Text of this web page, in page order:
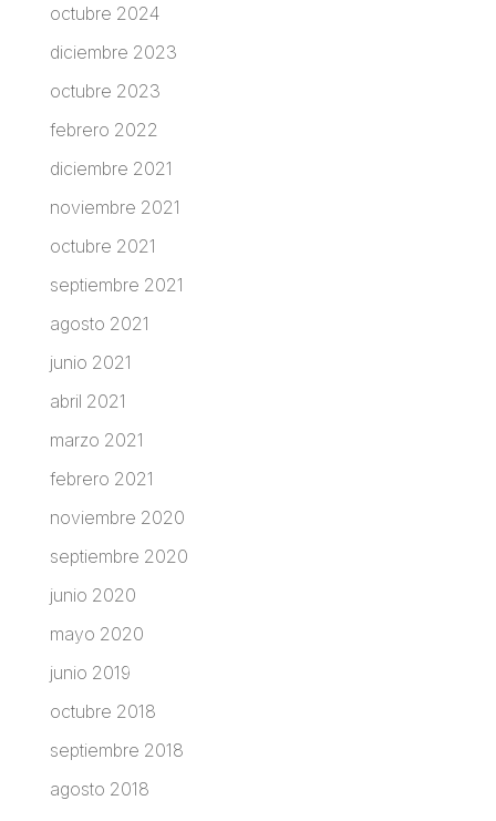
octubre 2024
diciembre 2023
octubre 2023
febrero 2022
diciembre 2021
noviembre 2021
octubre 2021
septiembre 2021
agosto 2021
junio 2021
abril 2021
marzo 2021
febrero 2021
noviembre 2020
septiembre 2020
junio 2020
mayo 2020
junio 2019
octubre 2018
septiembre 2018
agosto 2018